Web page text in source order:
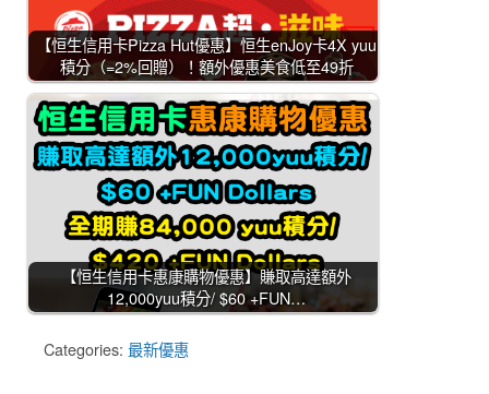
【恒生信用卡Pizza Hut優惠】恒生enJoy卡4X yuu
積分（=2%回贈）！額外優惠美食低至49折
【恒生信用卡惠康購物優惠】賺取高達額外
12,000yuu積分/ $60 +FUN…
Categories: 最新優惠